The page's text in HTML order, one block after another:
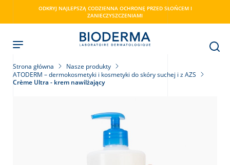
ODKRYJ NAJLEPSZĄ CODZIENNA OCHRONĘ PRZED SŁOŃCEM I
ZANIECZYSZCZENIAMI
Strona główna
Nasze produkty
ATODERM – dermokosmetyki i kosmetyki do skóry suchej i z AZS
Crème Ultra - krem nawilżający